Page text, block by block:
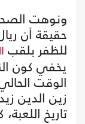
ونوهت
حقيقة أن
للظفر بلقب
يخفي كون
الوقت
زين الدين
تاريخ